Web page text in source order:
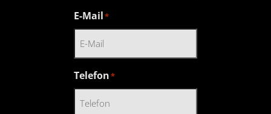
E-Mail*
Telefon*